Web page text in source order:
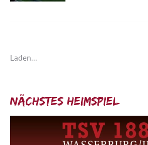
Laden...
Nächstes Heimspiel